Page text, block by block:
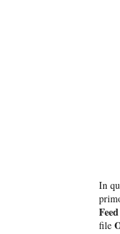
In
Feed
file